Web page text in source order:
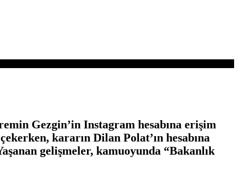
Gezgin’in Instagram hesabına erişim
kararın Dilan Polat’ın hesabına
gelişmeler, kamuoyunda “Bakanlık